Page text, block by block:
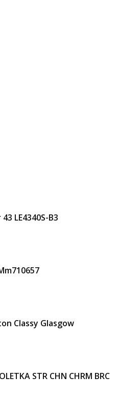
LE4340S-B3
Classy Glasgow
STR CHN CHRM BRC